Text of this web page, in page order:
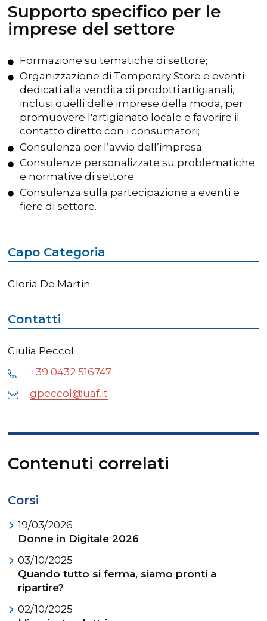
Supporto specifico per le
imprese del settore
Formazione su tematiche di settore;
Organizzazione di Temporary Store e eventi
dedicati alla vendita di prodotti artigianali,
inclusi quelli delle imprese della moda, per
promuovere l'artigianato locale e favorire il
contatto diretto con i consumatori;
Consulenza per l’avvio dell’impresa;
Consulenze personalizzate su problematiche
e normative di settore;
Consulenza sulla partecipazione a eventi e
fiere di settore.
Capo Categoria
Gloria De Martin
Contatti
Giulia Peccol
+39 0432 516747
gpeccol@uaf.it
Contenuti correlati
Corsi
19/03/2026
Donne in Digitale 2026
03/10/2025
Quando tutto si ferma, siamo pronti a
ripartire?
02/10/2025